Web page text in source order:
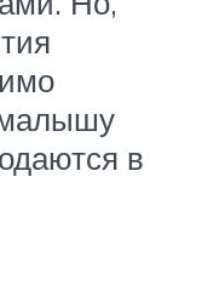
малышу
в